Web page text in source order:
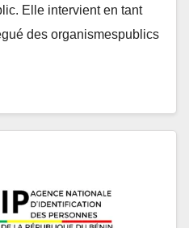
Elle intervient en tant
des organismespublics